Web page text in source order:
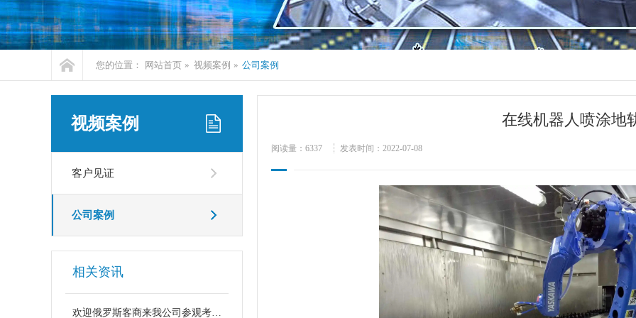
您的位置： 网站首页 » 视频案例 » 公司案例
视频案例
客户见证
公司案例
相关资讯
欢迎俄罗斯客商来我公司参观考察！
在线机器人喷涂地
阅读量： 6337 发表时间：2022-07-08